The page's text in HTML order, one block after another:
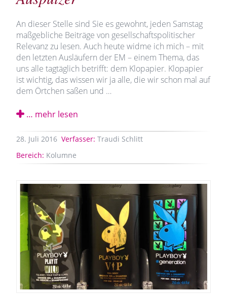
An dieser Stelle sind Sie es gewohnt, jeden Samstag
maßgebliche Beiträge von gesellschaftspolitischer
Relevanz zu lesen. Auch heute widme ich mich – mit
den letzten Ausläufern der EM – einem Thema, das
uns alle tagtäglich betrifft: dem Klopapier. Klopapier
ist wichtig, das wissen wir ja alle, die wir schon mal auf
dem Örtchen saßen und …
… mehr lesen
28. Juli 2016 Verfasser: Traudi Schlitt
Bereich: Kolumne